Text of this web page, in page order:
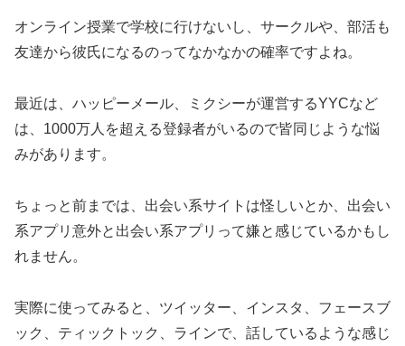
オンライン授業で学校に行けないし、サークルや、部活も
友達から彼氏になるのってなかなかの確率ですよね。
最近は、ハッピーメール、ミクシーが運営するYYCなど
は、1000万人を超える登録者がいるので皆同じような悩
みがあります。
ちょっと前までは、出会い系サイトは怪しいとか、出会い
系アプリ意外と出会い系アプリって嫌と感じているかもし
れません。
実際に使ってみると、ツイッター、インスタ、フェースブ
ック、ティックトック、ラインで、話しているような感じ